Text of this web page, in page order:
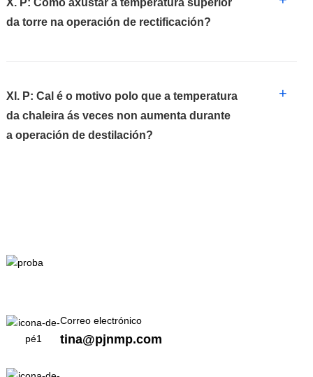
da torre na operación de rectificación?
XI. P: Cal é o motivo polo que a temperatura
da chaleira ás veces non aumenta durante
a operación de destilación?
+
Correo electrónico
tina@pjnmp.com